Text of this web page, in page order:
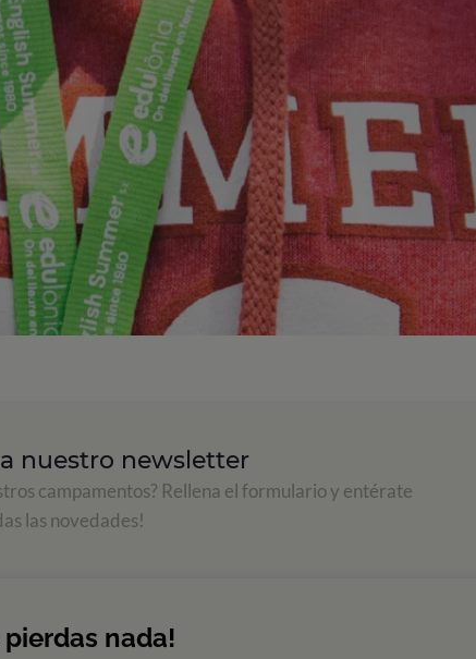
nuestro newsletter
campamentos? Rellena el formulario y entérate
las novedades!